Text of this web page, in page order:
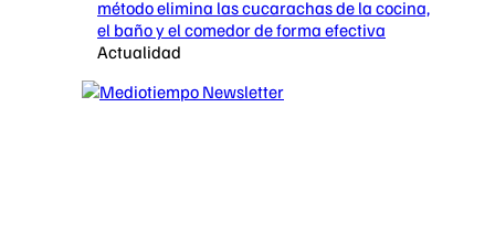
método elimina las cucarachas de la cocina,
el baño y el comedor de forma efectiva
Actualidad